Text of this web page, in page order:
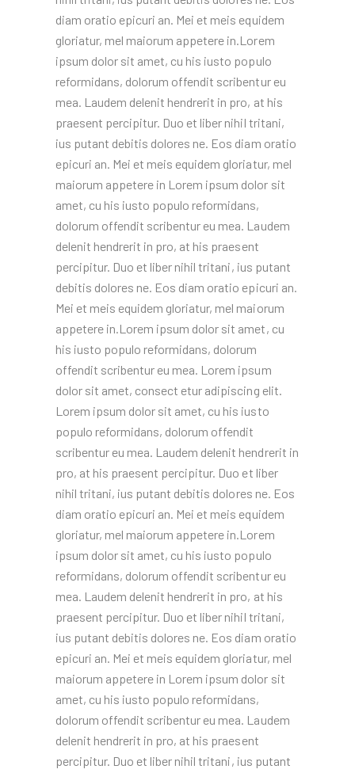
diam oratio epicuri an. Mei et meis equidem
gloriatur, mel maiorum appetere in.Lorem
ipsum dolor sit amet, cu his iusto populo
reformidans, dolorum offendit scribentur eu
mea. Laudem delenit hendrerit in pro, at his
praesent percipitur. Duo et liber nihil tritani,
ius putant debitis dolores ne. Eos diam oratio
epicuri an. Mei et meis equidem gloriatur, mel
maiorum appetere in Lorem ipsum dolor sit
amet, cu his iusto populo reformidans,
dolorum offendit scribentur eu mea. Laudem
delenit hendrerit in pro, at his praesent
percipitur. Duo et liber nihil tritani, ius putant
debitis dolores ne. Eos diam oratio epicuri an.
Mei et meis equidem gloriatur, mel maiorum
appetere in.Lorem ipsum dolor sit amet, cu
his iusto populo reformidans, dolorum
offendit scribentur eu mea. Lorem ipsum
dolor sit amet, consect etur adipiscing elit.
Lorem ipsum dolor sit amet, cu his iusto
populo reformidans, dolorum offendit
scribentur eu mea. Laudem delenit hendrerit in
pro, at his praesent percipitur. Duo et liber
nihil tritani, ius putant debitis dolores ne. Eos
diam oratio epicuri an. Mei et meis equidem
gloriatur, mel maiorum appetere in.Lorem
ipsum dolor sit amet, cu his iusto populo
reformidans, dolorum offendit scribentur eu
mea. Laudem delenit hendrerit in pro, at his
praesent percipitur. Duo et liber nihil tritani,
ius putant debitis dolores ne. Eos diam oratio
epicuri an. Mei et meis equidem gloriatur, mel
maiorum appetere in Lorem ipsum dolor sit
amet, cu his iusto populo reformidans,
dolorum offendit scribentur eu mea. Laudem
delenit hendrerit in pro, at his praesent
percipitur. Duo et liber nihil tritani, ius putant